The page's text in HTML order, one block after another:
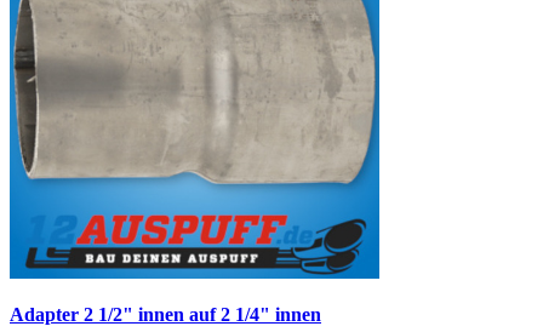
Adapter 2 1/2" innen auf 2 1/4" innen